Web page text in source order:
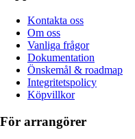
Kontakta oss
Om oss
Vanliga frågor
Dokumentation
Önskemål & roadmap
Integritetspolicy
Köpvillkor
För arrangörer